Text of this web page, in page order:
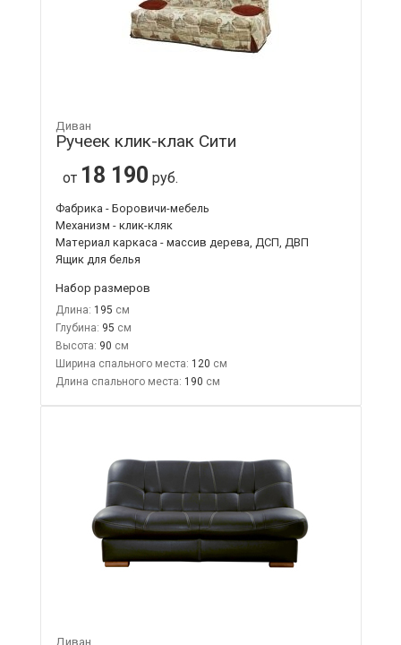
Диван
Ручеек клик-клак Сити
от 18 190 руб.
Фабрика - Боровичи-мебель
Механизм - клик-кляк
Материал каркаса - массив дерева, ДСП, ДВП
Ящик для белья
Набор размеров
Длина: 195
Глубина: 95
Высота: 90
Ширина спального места: 120
Длина спального места: 190
Диван